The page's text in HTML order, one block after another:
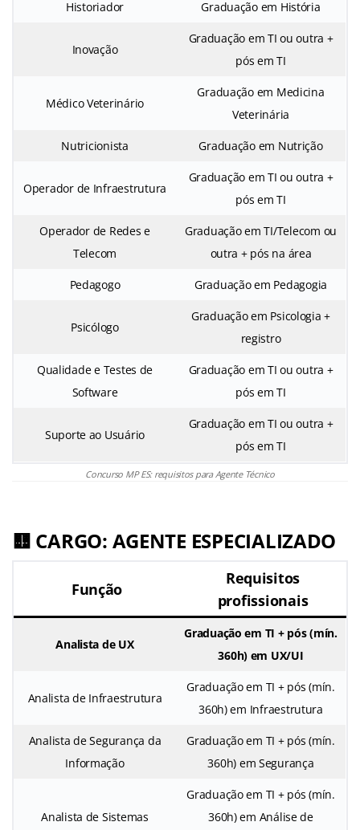
Historiador Graduação em História
Inovação
Graduação em TI ou outra +
pós em TI
Médico Veterinário
Graduação em Medicina
Veterinária
Nutricionista Graduação em Nutrição
Operador de Infraestrutura
Graduação em TI ou outra +
pós em TI
Operador de Redes e
Telecom
Graduação em TI/Telecom ou
outra + pós na área
Pedagogo Graduação em Pedagogia
Psicólogo
Graduação em Psicologia +
registro
Qualidade e Testes de
Software
Graduação em TI ou outra +
pós em TI
Suporte ao Usuário
Graduação em TI ou outra +
pós em TI
Concurso MP ES: requisitos para Agente Técnico
🟨 CARGO: AGENTE ESPECIALIZADO
Função
Requisitos
profissionais
Analista de UX
Graduação em TI + pós (mín.
360h) em UX/UI
Analista de Infraestrutura
Graduação em TI + pós (mín.
360h) em Infraestrutura
Analista de Segurança da
Informação
Graduação em TI + pós (mín.
360h) em Segurança
Analista de Sistemas
Graduação em TI + pós (mín.
360h) em Análise de